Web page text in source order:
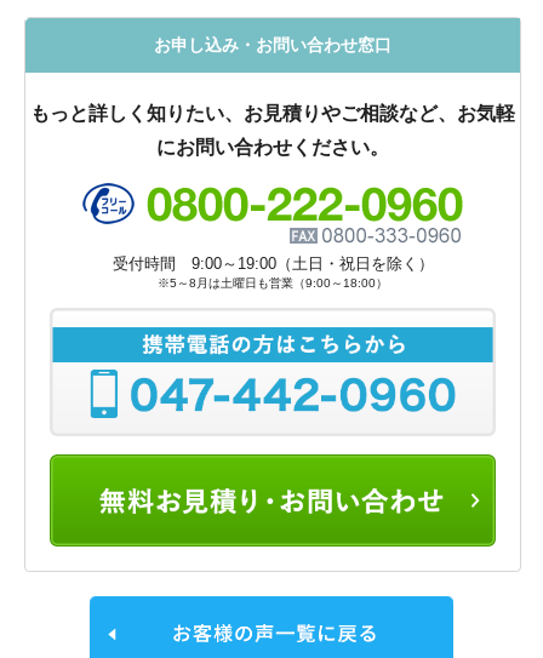
お申し込み・お問い合わせ窓口
もっと詳しく知りたい、お見積りやご相談など、お気軽
にお問い合わせください。
受付時間 9:00～19:00（土日・祝日を除く）
※5～8月は土曜日も営業（9:00～18:00）